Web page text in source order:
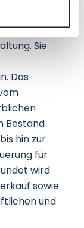
Sie
Das
Bestand
hin zur
für
wird
sowie
und